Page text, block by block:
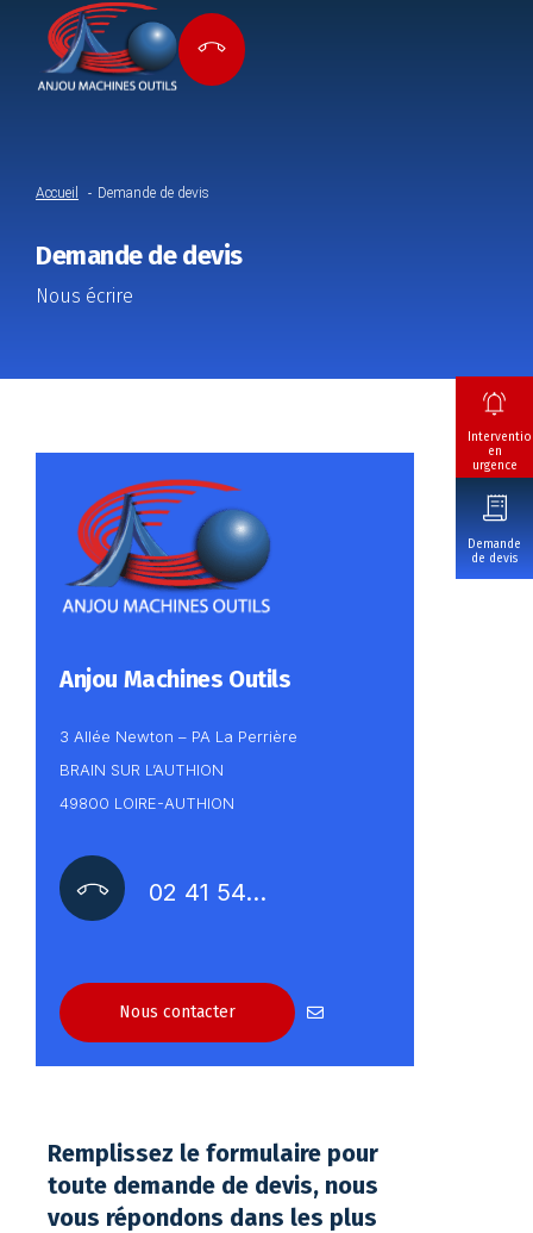
en
urgence
Demande
de devis
Accueil Demande de devis
Demande de devis
Nous écrire
Anjou Machines Outils
3 Allée Newton – PA La Perrière
BRAIN SUR L’AUTHION
49800 LOIRE-AUTHION
02 41 54…
Nous contacter
Remplissez le formulaire pour
toute demande de devis, nous
vous répondons dans les plus